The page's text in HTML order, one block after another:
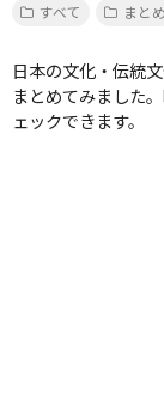
すべて
まとめ
日本の文化・伝統
まとめてみました
ェックできます。